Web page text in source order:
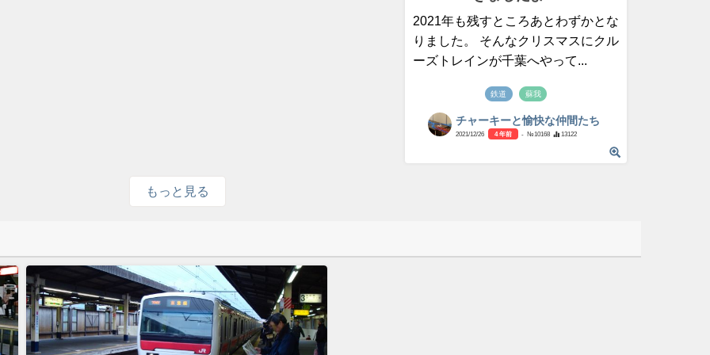
2021年も残すところあとわずかとな
りました。 そんなクリスマスにクル
ーズトレインが千葉へやって...
鉄道 蘇我
チャーキーと愉快な仲間たち
2021/12/26 4 年前 - №10168 13122
もっと見る